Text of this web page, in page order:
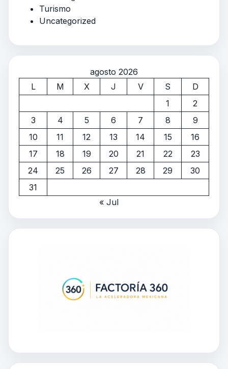
Turismo
Uncategorized
agosto 2026
L
M X J V S
D
1
2
3
4 5 6 7 8
9
10
11 12 13 14 15
16
17
18 19 20 21 22
23
24
25 26 27 28 29
30
31
« Jul